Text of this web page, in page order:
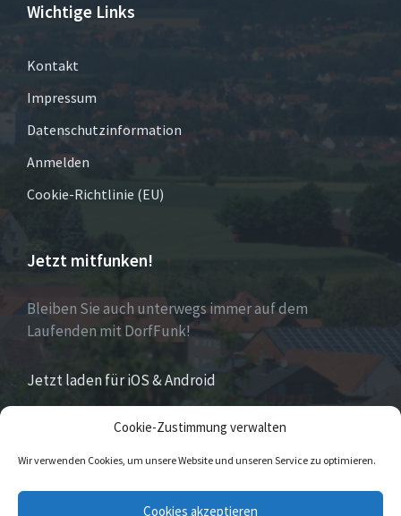
Cookie-Zustimmung verwalten
Wir verwenden Cookies, um unsere Website und unseren Service zu optimieren.
Cookies akzeptieren
Wichtige Links
Kontakt
Impressum
Datenschutzinformation
Anmelden
Cookie-Richtlinie (EU)
Jetzt mitfunken!
Bleiben Sie auch unterwegs immer auf dem
Laufenden mit DorfFunk!
Jetzt laden für iOS & Android
Eversenist Stadtteil der Stadt Nieheim im Kreis